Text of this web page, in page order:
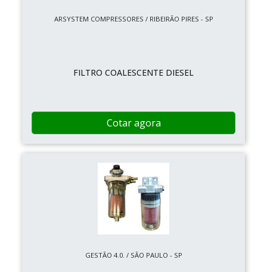
ARSYSTEM COMPRESSORES / RIBEIRÃO PIRES - SP
FILTRO COALESCENTE DIESEL
Cotar agora
GESTÃO 4.0. / SÃO PAULO - SP